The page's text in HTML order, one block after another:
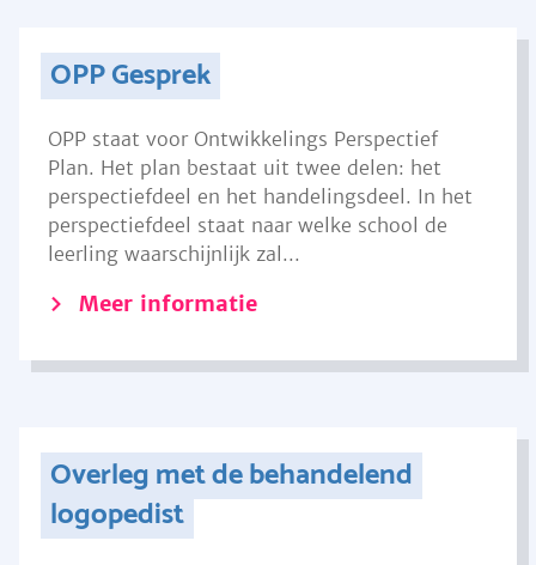
OPP Gesprek
OPP staat voor Ontwikkelings Perspectief
Plan. Het plan bestaat uit twee delen: het
perspectiefdeel en het handelingsdeel. In het
perspectiefdeel staat naar welke school de
leerling waarschijnlijk zal...
Meer informatie
Overleg met de behandelend
logopedist